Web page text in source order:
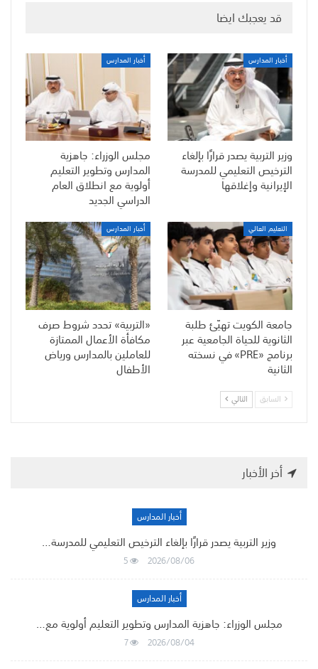
قد يعجبك ايضا
أخبار المدارس
وزير التربية يصدر قرارًا بإلغاء
الترخيص التعليمي للمدرسة
الإيرانية وإغلاقها
أخبار المدارس
مجلس الوزراء: جاهزية
المدارس وتطوير التعليم
أولوية مع انطلاق العام
الدراسي الجديد
التعليم العالي
جامعة الكويت تهيّئ طلبة
الثانوية للحياة الجامعية عبر
برنامج «PRE» في نسخته
الثانية
أخبار المدارس
«التربية» تحدد شروط صرف
مكافأة الأعمال الممتازة
للعاملين بالمدارس ورياض
الأطفال
السابق التالي
أخر الأخبار
أخبار المدارس
وزير التربية يصدر قرارًا بإلغاء الترخيص التعليمي للمدرسة…
2026/08/06
5
أخبار المدارس
مجلس الوزراء: جاهزية المدارس وتطوير التعليم أولوية مع…
2026/08/04
7